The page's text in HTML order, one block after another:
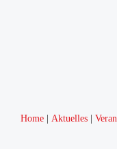
Home Aktuelles